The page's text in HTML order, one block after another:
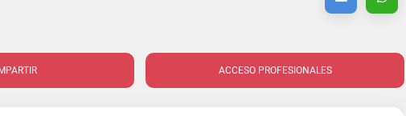
ACCESO PROFESIONALES